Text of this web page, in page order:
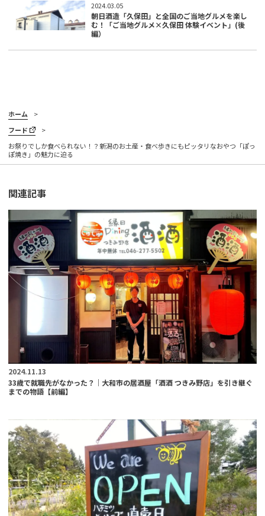
2024.03.05
朝日酒造「久保田」と全国のご当地グルメを楽し
む！「ご当地グルメ×久保田 体験イベント」(後
編）
ホーム
フード
お祭りでしか食べられない！？新潟のお土産・食べ歩きにもピッタリなおやつ「ぽっ
ぽ焼き」の魅力に迫る
関連記事
2024.11.13
33歳で就職先がなかった？｜大和市の居酒屋「酒酒 つきみ野店」を引き継ぐ
までの物語【前編】